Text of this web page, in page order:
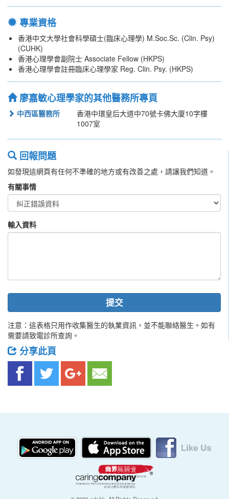
專業資格
香港中文大學社會科學碩士(臨床心理學) M.Soc.Sc. (Clin. Psy)
(CUHK)
香港心理學會副院士 Associate Fellow (HKPS)
香港心理學會註冊臨床心理學家 Reg. Clin. Psy. (HKPS)
廖嘉敏心理學家的其他醫務所專頁
中西區醫務所
香港中環皇后大道中70號卡佛大廈10字樓
1007室
回報問題
如發現這網頁有任何不準確的地方或有改善之處，請讓我們知道。
有關事情
輸入資料
提交
注意：這表格只用作收集醫生的執業資訊，並不能聯絡醫生。如有
需要請致電診所查詢。
分享此頁